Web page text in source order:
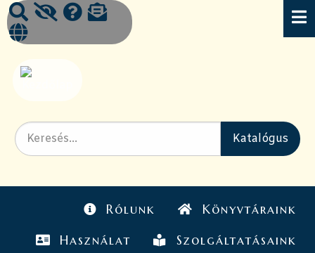
Rólunk Könyvtáraink
Használat Szolgáltatásaink